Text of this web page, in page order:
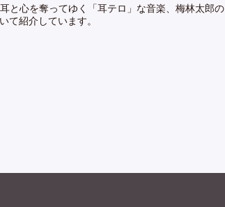
と心を奪ってゆく「耳テロ」な音楽、梅林太郎の
て紹介しています。